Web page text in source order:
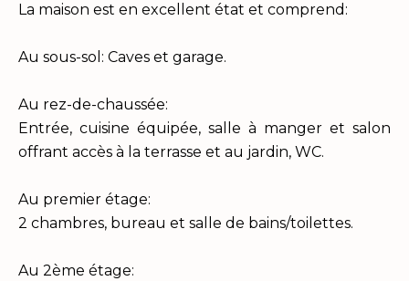
La maison est en excellent état et comprend:
Au sous-sol: Caves et garage.
Au rez-de-chaussée:
Entrée, cuisine équipée, salle à manger et salon
offrant accès à la terrasse et au jardin, WC.
Au premier étage:
2 chambres, bureau et salle de bains/toilettes.
Au 2ème étage: